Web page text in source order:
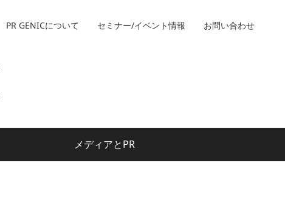
メディアとPR
PR GENICについて セミナー/イベント情報 お問い合わせ